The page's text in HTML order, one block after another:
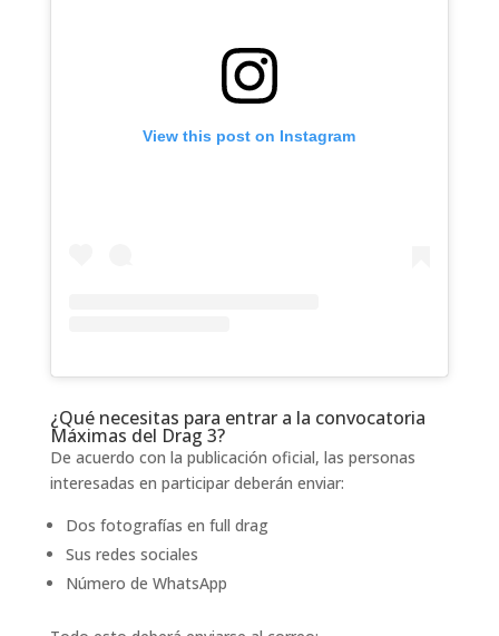
View this post on Instagram
¿Qué necesitas para entrar a la convocatoria
Máximas del Drag 3?
De acuerdo con la publicación oficial, las personas
interesadas en participar deberán enviar:
Dos fotografías en full drag
Sus redes sociales
Número de WhatsApp